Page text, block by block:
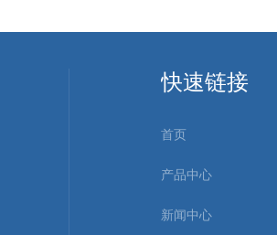
快速链接
首页
产品中心
新闻中心